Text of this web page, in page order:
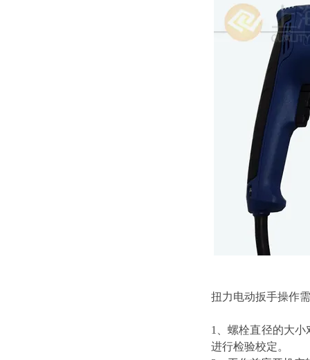
扭力电动扳手操作
1、螺栓直径的大
进行检验校定。